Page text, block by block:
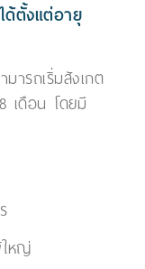
ด้ตั้งแต่อายุ
รถเริ่มสังเกต
เดือน โดยมี
หญ่